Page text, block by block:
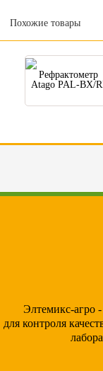
Похожие товары
Рефрактометр
Atago PAL-BX/
Элтемикс-агро
для контроля